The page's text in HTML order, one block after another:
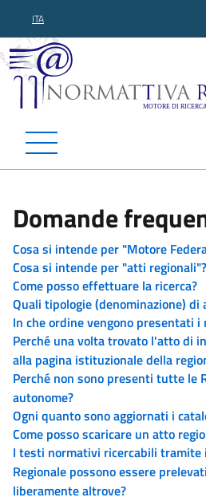
ITA
Normattiva
Domande
Cosa si intende per "Motore
Cosa si intende per "atti regionali"?
Come posso effettuare la ricerca?
Quali tipologie (denominazione)
In che ordine vengono presentati
Perché una volta trovato l'atto di
alla pagina istituzionale della
Perché non sono presenti tutte le
autonome?
Ogni quanto sono aggiornati i
Come posso scaricare un atto
I testi normativi ricercabili tramite
Regionale possono essere
liberamente altrove?